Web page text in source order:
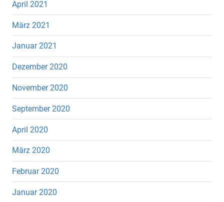
April 2021
März 2021
Januar 2021
Dezember 2020
November 2020
September 2020
April 2020
März 2020
Februar 2020
Januar 2020